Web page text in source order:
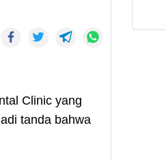
Clinic yang
tanda bahwa